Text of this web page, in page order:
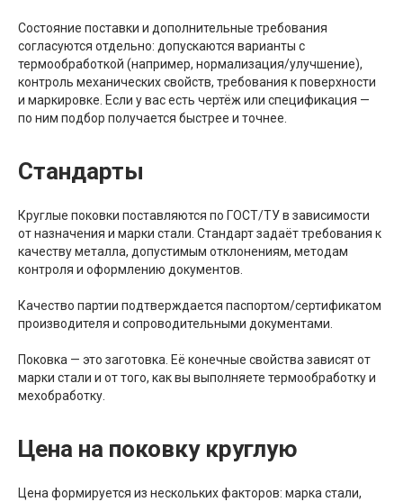
Состояние поставки и дополнительные требования
согласуются отдельно: допускаются варианты с
термообработкой (например, нормализация/улучшение),
контроль механических свойств, требования к поверхности
и маркировке. Если у вас есть чертёж или спецификация —
по ним подбор получается быстрее и точнее.
Стандарты
Круглые поковки поставляются по ГОСТ/ТУ в зависимости
от назначения и марки стали. Стандарт задаёт требования к
качеству металла, допустимым отклонениям, методам
контроля и оформлению документов.
Качество партии подтверждается паспортом/сертификатом
производителя и сопроводительными документами.
Поковка — это заготовка. Её конечные свойства зависят от
марки стали и от того, как вы выполняете термообработку и
мехобработку.
Цена на поковку круглую
Цена формируется из нескольких факторов: марка стали,